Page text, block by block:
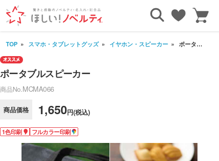
TOP スマホ・タブレットグッズ イヤホン・スピーカー ポータブルスピーカー
ポータブルスピーカー
商品No.MCMA066
商品価格 1,650円(税込)
1色印刷 フルカラー印刷